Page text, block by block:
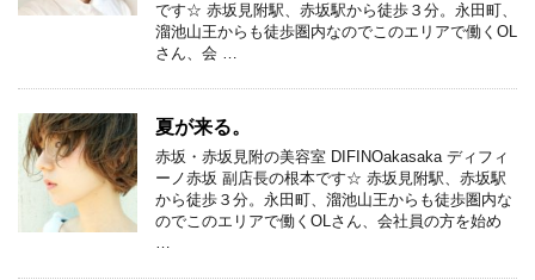
です☆ 赤坂見附駅、赤坂駅から徒歩３分。永田町、
溜池山王からも徒歩圏内なのでこのエリアで働くOL
さん、会 …
夏が来る。
赤坂・赤坂見附の美容室 DIFINOakasaka ディフィ
ーノ赤坂 副店長の根本です☆ 赤坂見附駅、赤坂駅
から徒歩３分。永田町、溜池山王からも徒歩圏内な
のでこのエリアで働くOLさん、会社員の方を始め
…